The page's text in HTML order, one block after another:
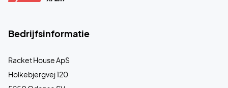
Bedrijfsinformatie
Racket House ApS
Holkebjergvej 120